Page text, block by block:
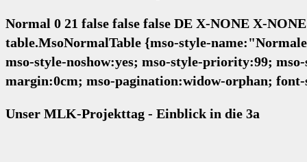
Normal 0 21 false false false DE X-NONE X-
table.MsoNormalTable {mso-style-
mso-style-noshow:yes; mso-style-priority:99;
margin:0cm; mso-pagination:widow-orphan;
Unser MLK-Projekttag - Einblick in die 3a